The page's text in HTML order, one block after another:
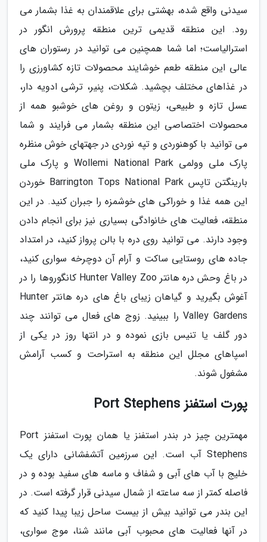
سیدنی واقع شده، بهشتی برای علاقمندان به غذا بشمار می
رود. این منطقه قدیمی ترین منطقه پرورش انگور در
استرالیاست؛ اما شما همچنین می توانید در رستوران های
عالی این منطقه طعم خوشایند محصولات تازه کشاورزی را
در غذاهای مختلف بچشید. شکلات، پنیر، ترشی ادویه دار،
عسل تازه و طبیعی، زیتون و روغن های خوشبو همه از
محصولات اختصاصی این منطقه بشمار می فرایند و شما
می توانید با کوهنوردی و تپه نوردی در جهتهای خوش منظره
پارک ملی وولمی Wollemi National Park و پارک ملی
بارینگتن تاپس Barrington Tops National Park خوردن
این همه غذا و خوراکی های خوشمزه را جبران کنید. در این
منطقه، فعالیت های خانوادگی بسیاری نیز برای انجام دادن
وجود دارند. می توانید روی دره با بالن پرواز کنید، در امتداد
جاده های روستایی ساکت و آرام آن دوچرخه سواری کنید،
در باغ وحش دره هانتر Hunter Valley Zoo کانگوروها را در
آغوش بگیرید و گیاهان زیبای باغ های دره هانتر Hunter
Valley Gardens را ببینید. زوج های فعال می توانند چند
دور گلف یا تنیس بازی نموده و در انتها روز در یکی از
اسپاهای مجلل این منطقه به استراحت و کسب آرامش
مشغول شوند.
پورت استفنز Port Stephens
مهمترین چیز در بندر استفنز یا همان پورت استفنز Port
Stephens آب است. این سرزمین آتشفشانی دارای یک
خلیج با آب های آبی و شفاف و ماسه های سفید بوده و در
فاصله کمتر از سه ساعته از شمال سیدنی قرار گرفته است. در
این بندر می توانید بیش از بیست ساحل زیبا پیدا کنید که
در آنها فعالیت های محبوب آبی مانند شنا، موج سواری،